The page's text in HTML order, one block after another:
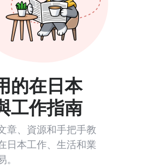
的在日本
工作指南
章、資源和手把手教
日本工作、生活和業